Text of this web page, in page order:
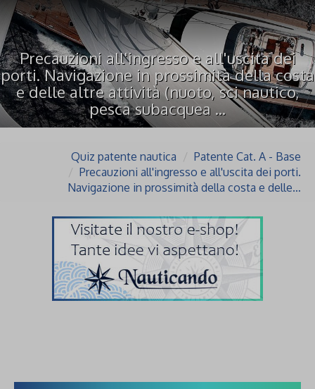
Precauzioni all'ingresso e all'uscita dei
porti. Navigazione in prossimità della costa
e delle altre attività (nuoto, sci nautico,
pesca subacquea ...
Quiz patente nautica
Patente Cat. A - Base
Precauzioni all'ingresso e all'uscita dei porti.
Navigazione in prossimità della costa e delle…